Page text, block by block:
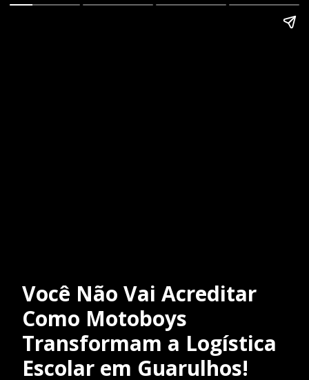
Você Não Vai Acreditar
Como Motoboys
Transformam a Logística
Escolar em Guarulhos!